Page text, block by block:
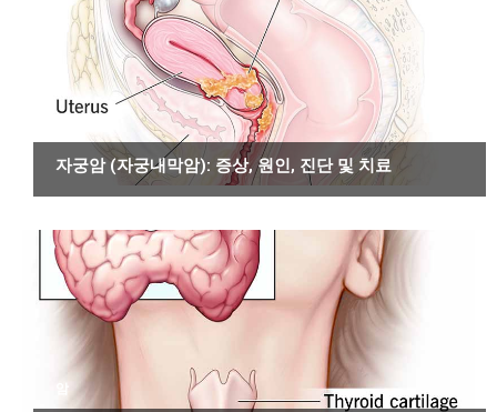
자궁암 (자궁내막암): 증상, 원인, 진단 및 치료